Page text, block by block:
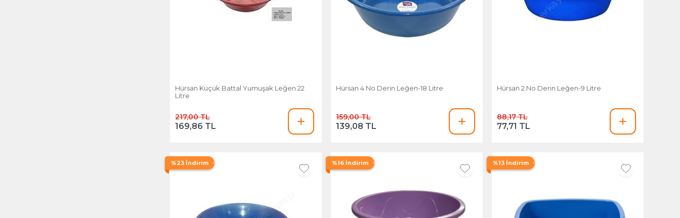
Hürsan Küçük Battal Yumuşak Leğen 22
Litre
217,00 TL
169,86 TL
Hürsan 4 No Derin Leğen-18 Litre
159,00 TL
139,08 TL
Hürsan 2 No Derin Leğen-9 Litre
88,17 TL
77,71 TL
%23 İndirim %16 İndirim %13 İndirim